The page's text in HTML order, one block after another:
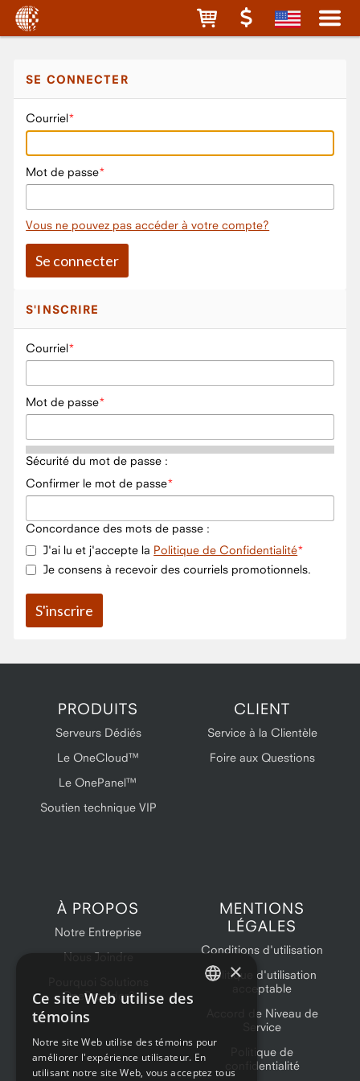
SE CONNECTER
Courriel
Mot de passe
Vous ne pouvez pas accéder à votre compte?
S'INSCRIRE
Courriel
Mot de passe
Sécurité du mot de passe :
Confirmer le mot de passe
Concordance des mots de passe :
J'ai lu et j'accepte la Politique de Confidentialité
Je consens à recevoir des courriels promotionnels.
PRODUITS
Serveurs Dédiés
Le OneCloud™
Le OnePanel™
Soutien technique VIP
CLIENT
Service à la Clientèle
Foire aux Questions
À PROPOS
Notre Entreprise
Nous Joindre
OneProvider?
MENTIONS
LÉGALES
Conditions d'utilisation
Politique d'utilisation
acceptable
Accord de Niveau de
Service
Politique de
confidentialité
×
Ce site Web utilise des
témoins
Notre site Web utilise des témoins pour
améliorer l'expérience utilisateur. En
utilisant notre site Web, vous acceptez tous